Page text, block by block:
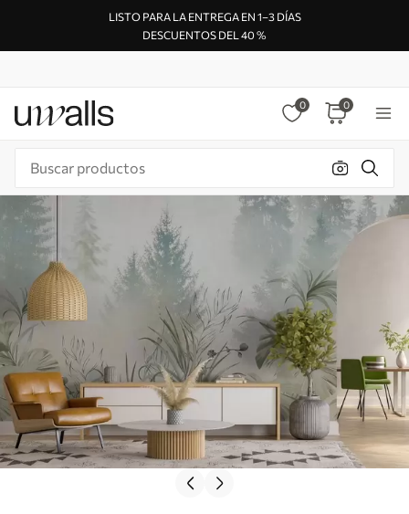
LISTO PARA LA ENTREGA EN 1–3 DÍAS
DESCUENTOS DEL 40 %
0 0